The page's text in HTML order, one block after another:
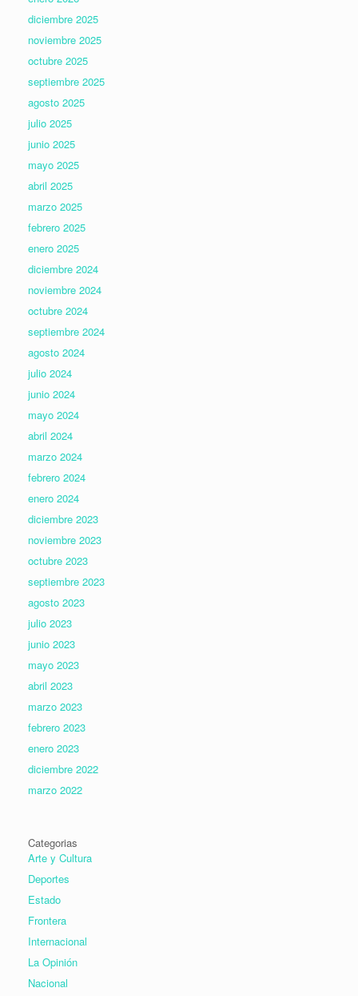
diciembre 2025
noviembre 2025
octubre 2025
septiembre 2025
agosto 2025
julio 2025
junio 2025
mayo 2025
abril 2025
marzo 2025
febrero 2025
enero 2025
diciembre 2024
noviembre 2024
octubre 2024
septiembre 2024
agosto 2024
julio 2024
junio 2024
mayo 2024
abril 2024
marzo 2024
febrero 2024
enero 2024
diciembre 2023
noviembre 2023
octubre 2023
septiembre 2023
agosto 2023
julio 2023
junio 2023
mayo 2023
abril 2023
marzo 2023
febrero 2023
enero 2023
diciembre 2022
marzo 2022
Categorias
Arte y Cultura
Deportes
Estado
Frontera
Internacional
La Opinión
Nacional